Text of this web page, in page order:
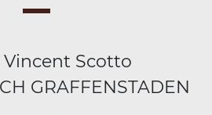
Vincent Scotto
GRAFFENSTADEN